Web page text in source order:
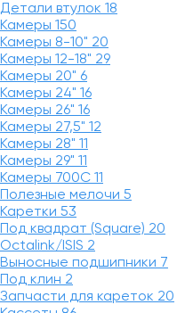
Детали втулок 18
Камеры 150
Камеры 8-10" 20
Камеры 12-18" 29
Камеры 20" 6
Камеры 24" 16
Камеры 26" 16
Камеры 27,5" 12
Камеры 28" 11
Камеры 29" 11
Камеры 700C 11
Полезные мелочи 5
Каретки 53
Под квадрат (Square) 20
Octalink/ISIS 2
Выносные подшипники 7
Под клин 2
Запчасти для кареток 20